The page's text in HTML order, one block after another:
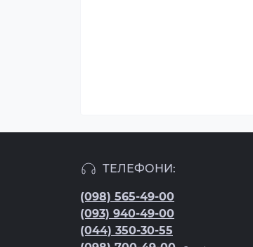
ТЕЛЕФОНИ:
(098) 565-49-00
(093) 940-49-00
(044) 350-30-55